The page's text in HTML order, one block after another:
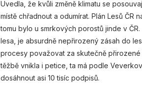
Uvedla, že kvůli změně klimatu se
místě chřadnout a odumírat. Plán Lesů ČR
tomu bylo u smrkových porostů jinde v
lesa, je absurdně nepřirozený zásah do
procesy považovat za skutečně přirozené
těžbě vnikla i petice, ta má podle
dosáhnout asi 10 tisíc podpisů.